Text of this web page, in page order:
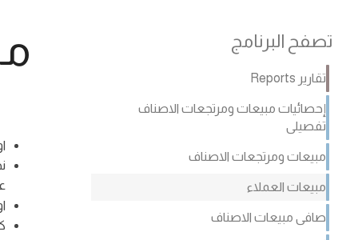
تصفح البرنامج
تقارير Reports
إحصائيات مبيعات ومرتجعات الاصناف
تفصيلى
مبيعات ومرتجعات الاصناف
مبيعات العملاء
صافى مبيعات الاصناف